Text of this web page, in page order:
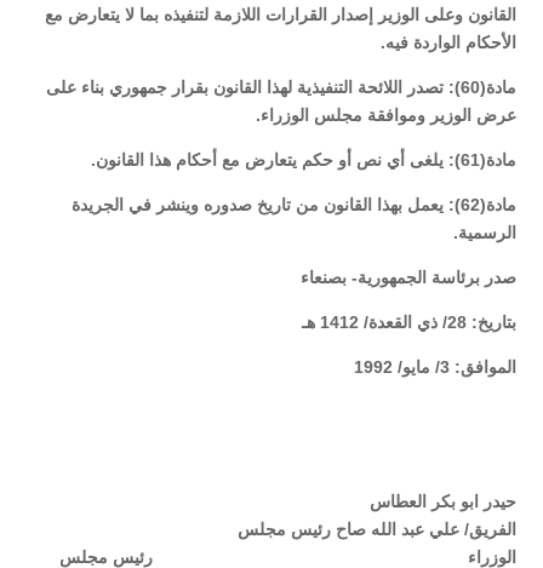
القانون وعلى الوزير إصدار القرارات اللازمة لتنفيذه بما لا يتعارض مع
الأحكام الواردة فيه.
مادة(60): تصدر اللائحة التنفيذية لهذا القانون بقرار جمهوري بناء على
عرض الوزير وموافقة مجلس الوزراء.
مادة(61): يلغى أي نص أو حكم يتعارض مع أحكام هذا القانون.
مادة(62): يعمل بهذا القانون من تاريخ صدوره وينشر في الجريدة
الرسمية.
صدر برئاسة الجمهورية- بصنعاء
بتاريخ: 28/ ذي القعدة/ 1412 هـ
الموافق: 3/ مايو/ 1992
حيدر ابو بكر العطاس
الفريق/ علي عبد الله صاح رئيس مجلس
الوزراء رئيس مجلس